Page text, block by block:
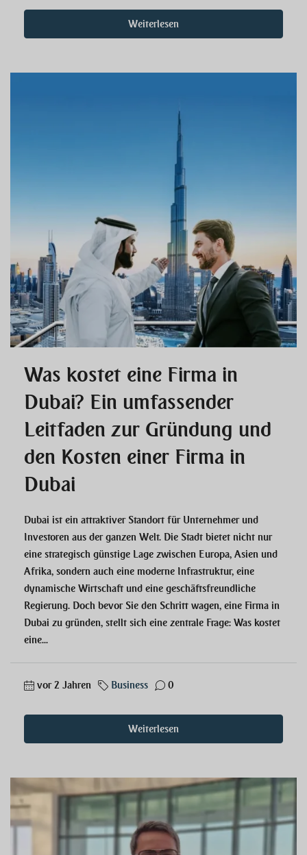
Weiterlesen
Was kostet eine Firma in
Dubai? Ein umfassender
Leitfaden zur Gründung und
den Kosten einer Firma in
Dubai
Dubai ist ein attraktiver Standort für Unternehmer und
Investoren aus der ganzen Welt. Die Stadt bietet nicht nur
eine strategisch günstige Lage zwischen Europa, Asien und
Afrika, sondern auch eine moderne Infrastruktur, eine
dynamische Wirtschaft und eine geschäftsfreundliche
Regierung. Doch bevor Sie den Schritt wagen, eine Firma in
Dubai zu gründen, stellt sich eine zentrale Frage: Was kostet
eine...
vor 2 Jahren Business 0
Weiterlesen